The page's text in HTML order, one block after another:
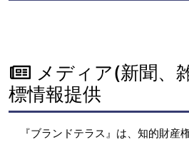
メディア(新聞、
標情報提供
『ブランドテラス』は、知的財産